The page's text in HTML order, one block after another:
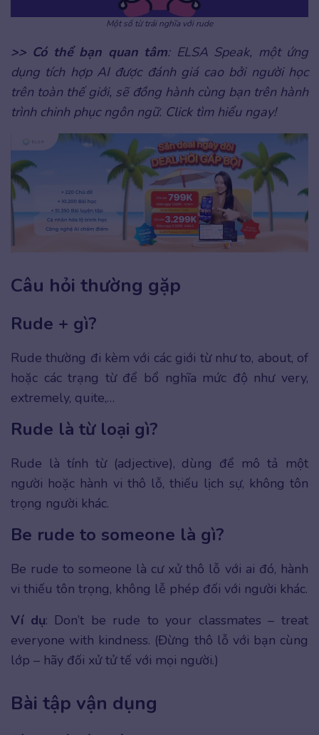
Một số từ trái nghĩa với rude
>> Có thể bạn quan tâm: ELSA Speak, một ứng
dụng tích hợp AI được đánh giá cao bởi người học
trên toàn thế giới, sẽ đồng hành cùng bạn trên hành
trình chinh phục ngôn ngữ. Click tìm hiểu ngay!
Câu hỏi thường gặp
Rude + gì?
Rude thường đi kèm với các giới từ như to, about, of
hoặc các trạng từ để bổ nghĩa mức độ như very,
extremely, quite,…
Rude là từ loại gì?
Rude là tính từ (adjective), dùng để mô tả một
người hoặc hành vi thô lỗ, thiếu lịch sự, không tôn
trọng người khác.
Be rude to someone là gì?
Be rude to someone là cư xử thô lỗ với ai đó, hành
vi thiếu tôn trọng, không lễ phép đối với người khác.
Ví dụ: Don’t be rude to your classmates – treat
everyone with kindness. (Đừng thô lỗ với bạn cùng
lớp – hãy đối xử tử tế với mọi người.)
Bài tập vận dụng